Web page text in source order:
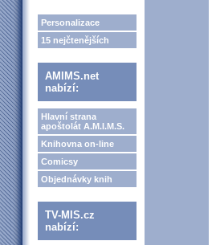
Personalizace
15 nejčtenějších
AMIMS.net
nabízí:
Hlavní strana
apoštolát A.M.I.M.S.
Knihovna on-line
Comicsy
Objednávky knih
TV-MIS.cz
nabízí: